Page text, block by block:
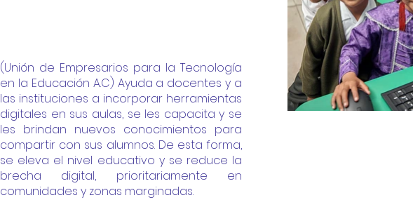
(Unión de Empresarios para la Tecnología
en la Educación A.C) Ayuda a docentes y a
las instituciones a incorporar herramientas
digitales en sus aulas, se les capacita y se
les brindan nuevos conocimientos para
compartir con sus alumnos. De esta forma,
se eleva el nivel educativo y se reduce la
brecha digital, prioritariamente en
comunidades y zonas marginadas.